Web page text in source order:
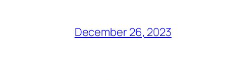
December 26, 2023